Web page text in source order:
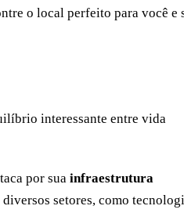
o local perfeito para você e
interessante entre vida
por sua infraestrutura
setores, como